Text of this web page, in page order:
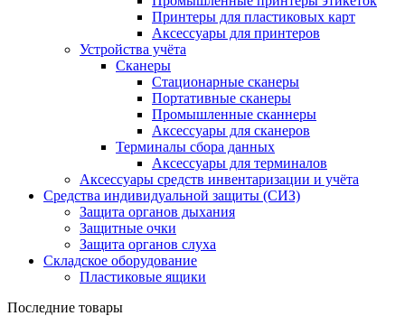
Принтеры для пластиковых карт
Аксессуары для принтеров
Устройства учёта
Сканеры
Стационарные сканеры
Портативные сканеры
Промышленные сканнеры
Аксессуары для сканеров
Терминалы сбора данных
Аксессуары для терминалов
Аксессуары средств инвентаризации и учёта
Средства индивидуальной защиты (СИЗ)
Защита органов дыхания
Защитные очки
Защита органов слуха
Складское оборудование
Пластиковые ящики
Последние товары